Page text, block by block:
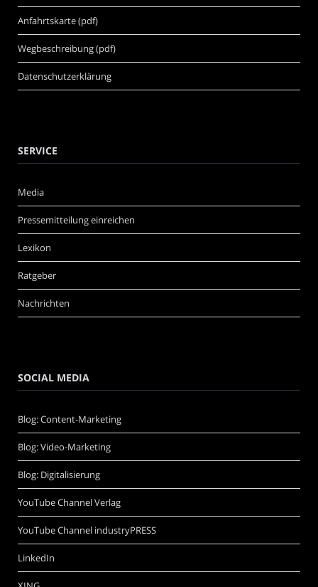
Anfahrtskarte (pdf)
Wegbeschreibung (pdf)
Datenschutzerklärung
SERVICE
Media
Pressemitteilung einreichen
Lexikon
Ratgeber
Nachrichten
SOCIAL MEDIA
Blog: Content-Marketing
Blog: Video-Marketing
Blog: Digitalisierung
YouTube Channel Verlag
YouTube Channel industryPRESS
LinkedIn